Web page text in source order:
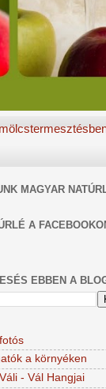
MAGYAR
A
EBBEN A
a környéken
- Vál Hangjai